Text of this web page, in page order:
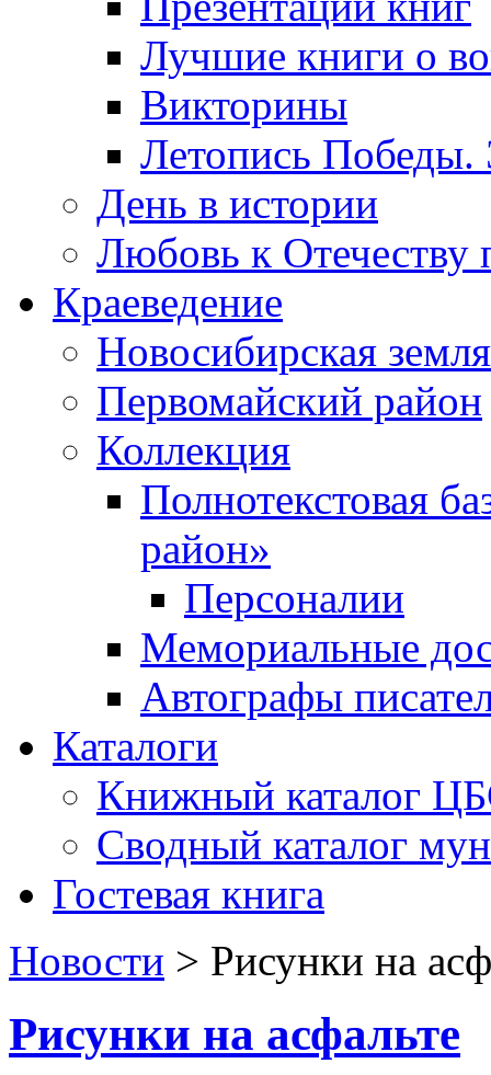
Лучшие книги о
Викторины
Летопись Победы.
День в истории
Любовь к Отечеству
Краеведение
Новосибирская земля
Первомайский район
Коллекция
Полнотекстовая
район»
Персоналии
Мемориальные
Автографы
Каталоги
Книжный каталог
Сводный каталог
Гостевая книга
Новости > Рисунки на
Рисунки на асфальте